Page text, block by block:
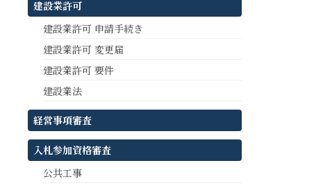
建設業許可
建設業許可 申請手続き
建設業許可 変更届
建設業許可 要件
建設業法
経営事項審査
入札参加資格審査
公共工事